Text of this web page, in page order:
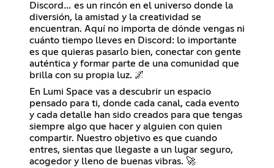
Discord… es un rincón en el universo donde la
diversión, la amistad y la creatividad se
encuentran. Aquí no importa de dónde vengas ni
cuánto tiempo lleves en Discord: lo importante
es que quieras pasarlo bien, conectar con gente
auténtica y formar parte de una comunidad que
brilla con su propia luz. 🌌
En Lumi Space vas a descubrir un espacio
pensado para ti, donde cada canal, cada evento
y cada detalle han sido creados para que tengas
siempre algo que hacer y alguien con quien
compartir. Nuestro objetivo es que cuando
entres, sientas que llegaste a un lugar seguro,
acogedor y lleno de buenas vibras. 🚀